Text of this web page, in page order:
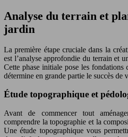
Analyse du terrain et
jardin
La première étape cruciale dans la
est l’analyse approfondie du terrain et
Cette phase initiale pose les fondations
détermine en grande partie le succès de
Étude topographique et
Avant de commencer tout
comprendre la topographie et la
Une étude topographique vous